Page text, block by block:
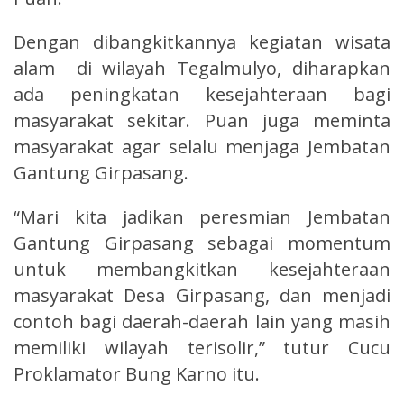
Dengan dibangkitkannya kegiatan wisata
alam di wilayah Tegalmulyo, diharapkan
ada peningkatan kesejahteraan bagi
masyarakat sekitar. Puan juga meminta
masyarakat agar selalu menjaga Jembatan
Gantung Girpasang.
“Mari kita jadikan peresmian Jembatan
Gantung Girpasang sebagai momentum
untuk membangkitkan kesejahteraan
masyarakat Desa Girpasang, dan menjadi
contoh bagi daerah-daerah lain yang masih
memiliki wilayah terisolir,” tutur Cucu
Proklamator Bung Karno itu.